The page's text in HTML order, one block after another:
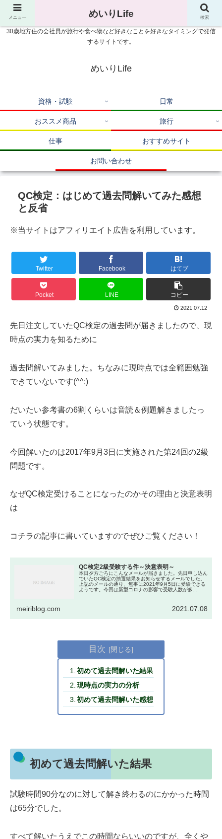
30歳地方住の会社員が旅行や食べ物など好きなことを好きなタイミングで発信
するサイトです。
めいりLife
資格・試験 日常
おススメ商品 旅行
仕事 おすすめサイト
お問い合わせ
QC検定：はじめて過去問解いてみた感想
と反省
※当サイトはアフィリエイト広告を利用しています。
Twitter Facebook はてブ
Pocket LINE コピー
2021.07.12
先日注文していたQC検定の過去問が届きましたので、現
時点の実力を知るために
過去問解いてみました。ちなみに現時点では全範囲勉強
できていないです(^^;)
だいたい参考書の6割くらいは音読＆例題解きましたっ
ていう状態です。
今回解いたのは2017年9月3日に実施された第24回の2級
問題です。
なぜQC検定受けることになったのかその理由と決意表明
は
コチラの記事に書いていますのでぜひご覧ください！
QC検定2級受験する件～決意表明～
本日夕方ごろにこんなメールが届きました。先日申し込ん
でいたQC検定の抽選結果をお知らせするメールでした。
上記のメールの通り、無事に2021年9月5日に受験できる
ようです。今回は新型コロナの影響で受験人数が多...
meiriblog.com 2021.07.08
目次
初めて過去問解いた結果
現時点の実力の分析
初めて過去問解いた感想
初めて過去問解いた結果
試験時間90分なのに対して解き終わるのにかかった時間
は65分でした。
すべて解いたうえでこの時間ならいいのですが、全くや
メニュー めいりLife 検索